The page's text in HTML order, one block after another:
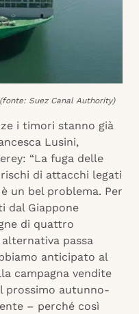
Suez Canal Authority)
i timori stanno già
Lusini,
“La fuga delle
di attacchi legati
un bel problema. Per
dal Giappone
di quattro
passa
anticipato al
campagna vendite
prossimo autunno-
– perché così